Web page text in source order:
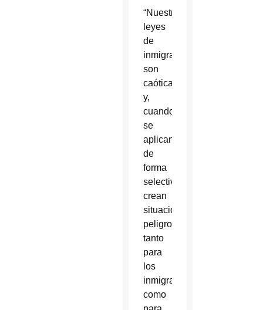
“Nuestras
leyes
de
inmigración
son
caóticas
y,
cuando
se
aplican
de
forma
selectiva,
crean
situaciones
peligrosas
tanto
para
los
inmigrantes
como